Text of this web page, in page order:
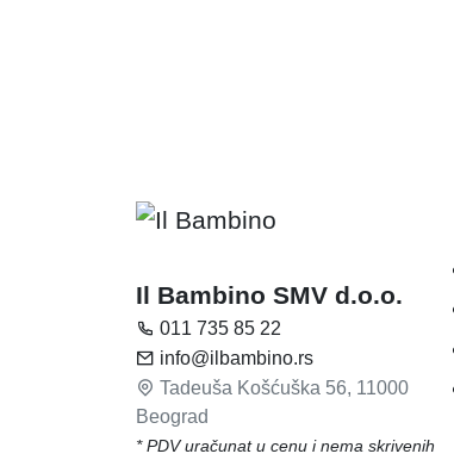
Il Bambino SMV d.o.o.
011 735 85 22
info@ilbambino.rs
Tadeuša Košćuška 56, 11000
Beograd
* PDV uračunat u cenu i nema skrivenih